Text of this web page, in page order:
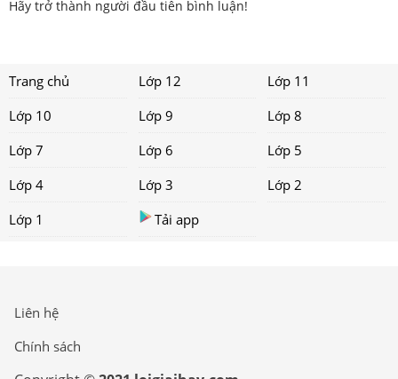
Hãy trở thành người đầu tiên bình luận!
Trang chủ Lớp 12
Lớp 11
Lớp 10
Lớp 9
Lớp 8
Lớp 7
Lớp 6
Lớp 5
Lớp 4
Lớp 3
Lớp 2
Lớp 1
Tải app
Liên hệ
Chính sách